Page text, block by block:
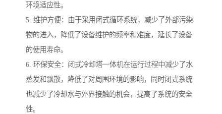
环境适应性。
5. 维护方便：由于采用闭式循环系统，减少了外部污染
物的进入，降低了设备维护的频率和难度，延长了设备
的使用寿命。
6. 环保安全：闭式冷却塔一体机在运行过程中减少了水
蒸发和飘散，降低了对周围环境的影响，同时闭式系统
也减少了冷却水与外界接触的机会，提高了系统的安全
性。